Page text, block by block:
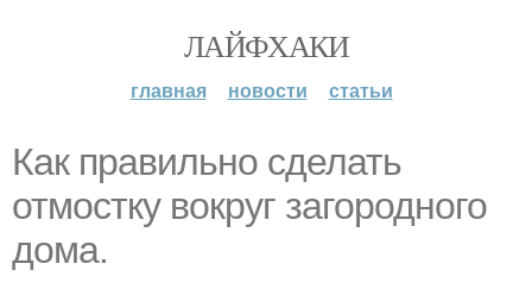
ЛАЙФХАКИ
главная новости статьи
Как правильно сделать
отмостку вокруг загородного
дома.